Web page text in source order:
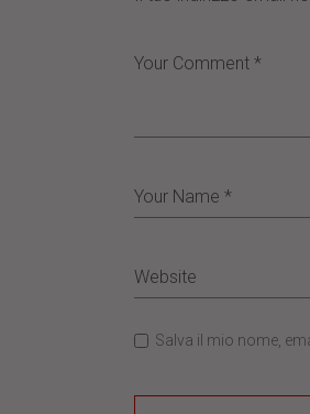
Salva il mio nome,